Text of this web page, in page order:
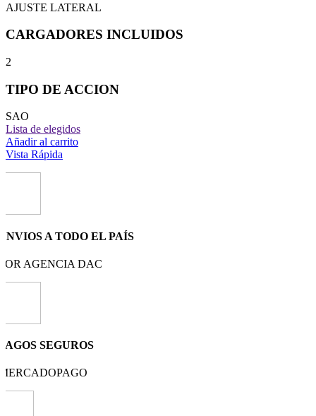
AJUSTE LATERAL
CARGADORES INCLUIDOS
2
TIPO DE ACCION
SAO
Lista de elegidos
Añadir al carrito
Vista Rápida
A TODO EL PAÍS
AGENCIA DAC
SEGUROS